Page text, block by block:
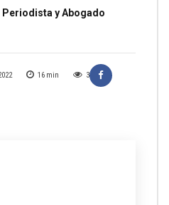
16 min 3
Periodista y Abogado